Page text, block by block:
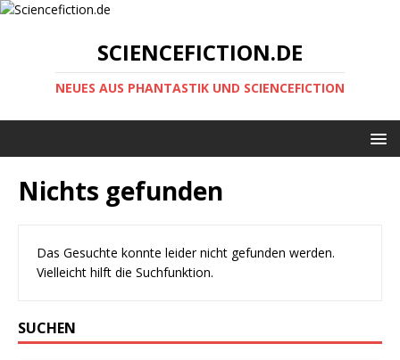
SCIENCEFICTION.DE
NEUES AUS PHANTASTIK UND SCIENCEFICTION
Nichts gefunden
Das Gesuchte konnte leider nicht gefunden werden.
Vielleicht hilft die Suchfunktion.
SUCHEN